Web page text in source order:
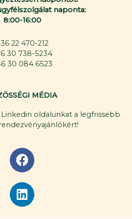
naponta:
8:00-16:00
22 470-212
30 738-5234
30 084 6523
MÉDIA
oldalunkat a legfrissebb
F
a
e
b
L
i